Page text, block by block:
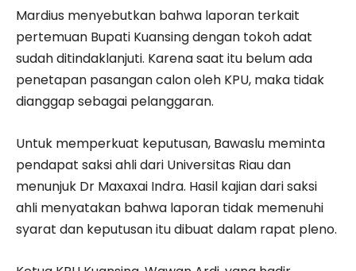
Mardius menyebutkan bahwa laporan terkait
pertemuan Bupati Kuansing dengan tokoh adat
sudah ditindaklanjuti. Karena saat itu belum ada
penetapan pasangan calon oleh KPU, maka tidak
dianggap sebagai pelanggaran.
Untuk memperkuat keputusan, Bawaslu meminta
pendapat saksi ahli dari Universitas Riau dan
menunjuk Dr Maxaxai Indra. Hasil kajian dari saksi
ahli menyatakan bahwa laporan tidak memenuhi
syarat dan keputusan itu dibuat dalam rapat pleno.